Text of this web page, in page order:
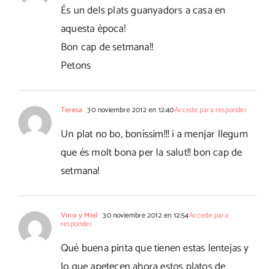
És un dels plats guanyadors a casa en
aquesta època!
Bon cap de setmana!!
Petons
Teresa 30 noviembre 2012 en 12:40Accede para responder
Un plat no bo, boníssim!!! i a menjar llegum
que és molt bona per la salut!! bon cap de
setmana!
Vino y Miel 30 noviembre 2012 en 12:54Accede para
responder
Qué buena pinta que tienen estas lentejas y